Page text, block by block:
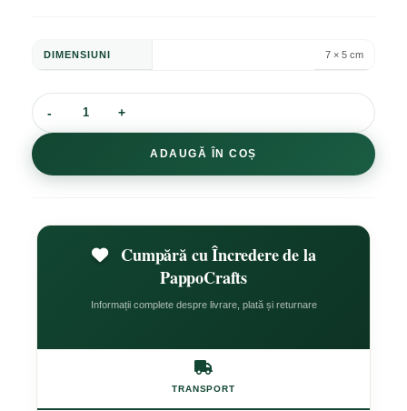
DIMENSIUNI 7 × 5 cm
ADAUGĂ ÎN COȘ
Cumpără cu Încredere de la
PappoCrafts
Informații complete despre livrare, plată și returnare
TRANSPORT